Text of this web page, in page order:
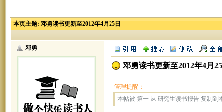
本页主题: 邓勇读书更新至2012年4月25日
邓勇
邓勇读书更新至2012年4月
管理提醒：
本帖被 第一 从 研究生读书报告 复制到